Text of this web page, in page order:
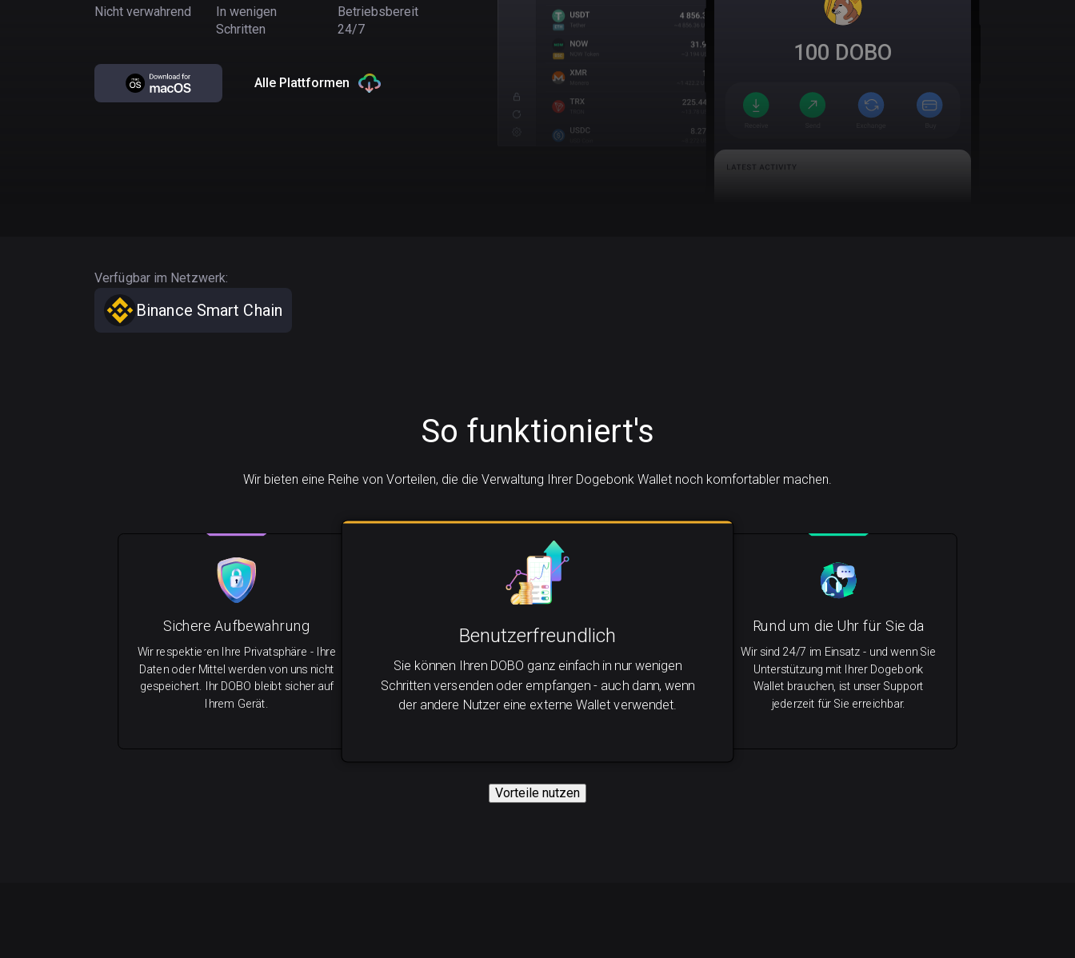
Nicht verwahrend
In wenigen
Schritten
Betriebsbereit
24/7
Alle Plattformen
100 DOBO
Verfügbar im Netzwerk:
Binance Smart Chain
So funktioniert's
Wir bieten eine Reihe von Vorteilen, die die Verwaltung Ihrer Dogebonk Wallet noch komfortabler machen.
Benutzerfreundlich
Sie können Ihren DOBO ganz einfach in nur wenigen
Schritten versenden oder empfangen - auch dann, wenn
der andere Nutzer eine externe Wallet verwendet.
Rund um die Uhr für Sie da
Wir sind 24/7 im Einsatz - und wenn Sie
Unterstützung mit Ihrer Dogebonk
Wallet brauchen, ist unser Support
jederzeit für Sie erreichbar.
Sichere Aufbewahrung
Wir respektieren Ihre Privatsphäre - Ihre
Daten oder Mittel werden von uns nicht
gespeichert. Ihr DOBO bleibt sicher auf
Ihrem Gerät.
Vorteile nutzen